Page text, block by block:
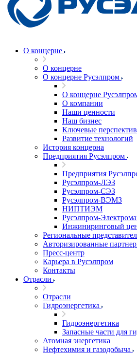
О концерне
О концерне
О концерне Русэлпром
О концерне
О компании
Наши ценности
Наш бизнес
Ключевые
Развитие технологий
История концерна
Предприятия Русэлпром
Предприятия
Русэлпром-ЛЭЗ
Русэлпром-СЭЗ
Русэлпром-ВЭМЗ
НИПТИЭМ
Русэлпром-
Инжиниринговый
Региональные
Авторизированные
Пресс-центр
Карьера в Русэлпром
Контакты
Отрасли
Отрасли
Гидроэнергетика
Гидроэнергетика
Запасные части для
Атомная энергетика
Нефтехимия и газодобыча